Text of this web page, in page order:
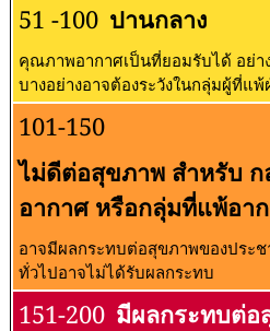
51 -100 ปานกลาง
คุณภาพอากาศเป็นที่ยอมรับได้ อย่า
บางอย่างอาจต้องระวังในกลุ่มผู้ที่แ
101-150
ไม่ดีต่อสุขภาพ สำหรับ
อากาศ หรือกลุ่มที่แพ้อา
อาจมีผลกระทบต่อสุขภาพของประ
ทั่วไปอาจไม่ได้รับผลกระทบ
151-200 มีผลกระทบต่อ